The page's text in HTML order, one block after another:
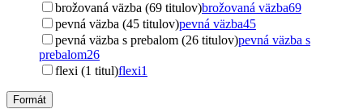
brožovaná väzba (69 titulov)brožovaná väzba69
pevná väzba (45 titulov)pevná väzba45
pevná väzba s prebalom (26 titulov)pevná väzba s
prebalom26
flexi (1 titul)flexi1
Formát